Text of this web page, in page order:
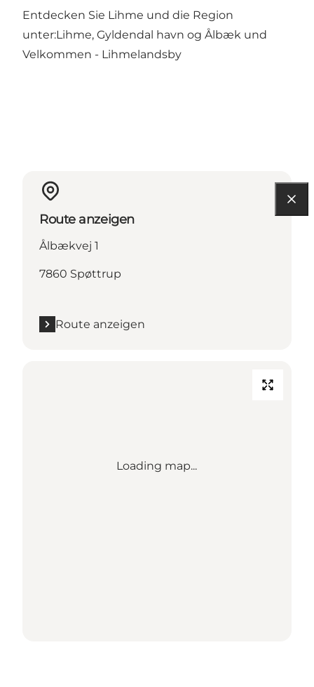
Entdecken Sie Lihme und die Region
unter:Lihme, Gyldendal havn og Ålbæk und
Velkommen - Lihmelandsby
Route anzeigen
Ålbækvej 1
7860 Spøttrup
Route anzeigen
Loading map...